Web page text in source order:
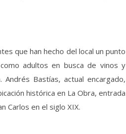
que han hecho del local un punto
adultos en busca de vinos y
Bastías, actual encargado,
histórica en La Obra, entrada
Carlos en el siglo XIX.